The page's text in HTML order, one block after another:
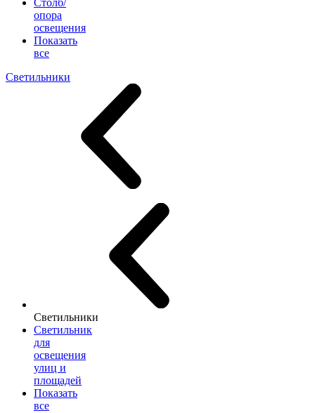
Столб/
опора
освещения
Показать
все
Светильники
Светильники
Светильник
для
освещения
улиц и
площадей
Показать
все